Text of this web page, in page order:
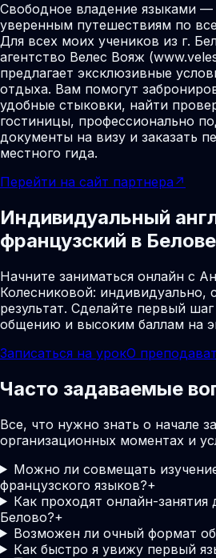
Свободное владение языками —
уверенным путешествиям по
Для всех моих учеников из г.
агентство Велес Вояж
предлагает эксклюзивные
отдыха. Вам помогут
удобные стыковки, найти
гостиницы, профессионально
документы на визу и заказать
местного гида.
Перейти на сайт партнера ↗
Индивидуальный
французский в Белове
Начните заниматься онлайн с
Колесниковой: индивидуально,
результат. Сделайте первый
общению и высоким баллам на
Записаться на урокО
Часто задаваемые
Все, что нужно знать о начале
организационных моментах и
Можно ли совмещать
французского языков?+
Как проходят онлайн-занятия
Белово?+
Возможен ли очный формат
Как быстро я увижу первый